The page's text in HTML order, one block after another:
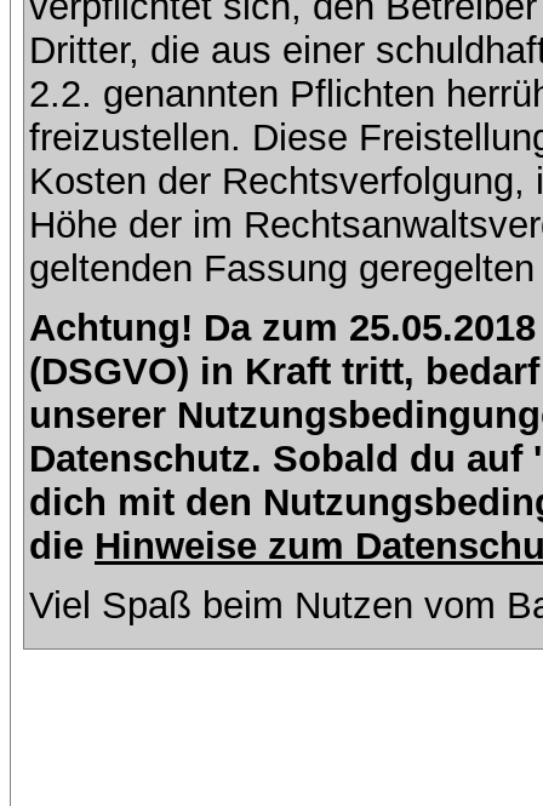
Dritter, die aus einer
2.2. genannten Pflichten
freizustellen. Diese
Kosten der
Höhe der im
geltenden Fassung
Achtung! Da zum
(DSGVO) in Kraft tritt,
unserer
Datenschutz. Sobald du
dich mit den
die Hinweise zum
Viel Spaß beim Nutzen vom